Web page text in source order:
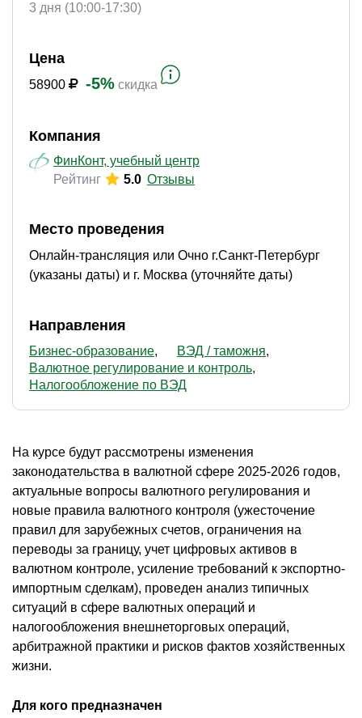
3 дня (10:00-17:30)
Цена
58900 -5% скидка
Компания
ФинКонт, учебный центр
Рейтинг
5.0 Отзывы
Место проведения
Онлайн-трансляция или Очно г.Санкт-Петербург
(указаны даты) и г. Москва (уточняйте даты)
Направления
Бизнес-образование
ВЭД / таможня
Валютное регулирование и контроль
Налогообложение по ВЭД
На курсе будут рассмотрены изменения
законодательства в валютной сфере 2025-2026 годов,
актуальные вопросы валютного регулирования и
новые правила валютного контроля (ужесточение
правил для зарубежных счетов, ограничения на
переводы за границу, учет цифровых активов в
валютном контроле, усиление требований к экспортно-
импортным сделкам), проведен анализ типичных
ситуаций в сфере валютных операций и
налогообложения внешнеторговых операций,
арбитражной практики и рисков фактов хозяйственных
жизни.
Для кого предназначен